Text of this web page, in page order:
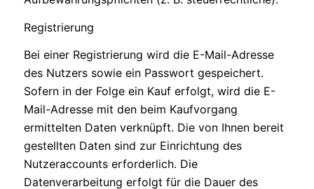
Registrierung
Bei einer Registrierung wird die E-Mail-Adresse
des Nutzers sowie ein Passwort gespeichert.
Sofern in der Folge ein Kauf erfolgt, wird die E-
Mail-Adresse mit den beim Kaufvorgang
ermittelten Daten verknüpft. Die von Ihnen bereit
gestellten Daten sind zur Einrichtung des
Nutzeraccounts erforderlich. Die
Datenverarbeitung erfolgt für die Dauer des